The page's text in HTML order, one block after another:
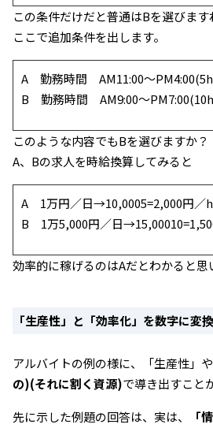
この条件だけだと普通はBを選びます
ここで追加条件を出します。
A 勤務時間 AM11:00～
B 勤務時間 AM9:00～
このような内容でもBを選びますか？
A、Bの求人を時給換算してみると
A 1万円／日→10,0005=2,000円／h
B 1万5,000円／日
効率的に稼げるのはAだとわかると思
「生産性」と「効率化」を数字に変
アルバイトの例の様に、「生産性」
の)(それに割く資源)で導き出すこと
先に示した例題の回答は、実は、
「